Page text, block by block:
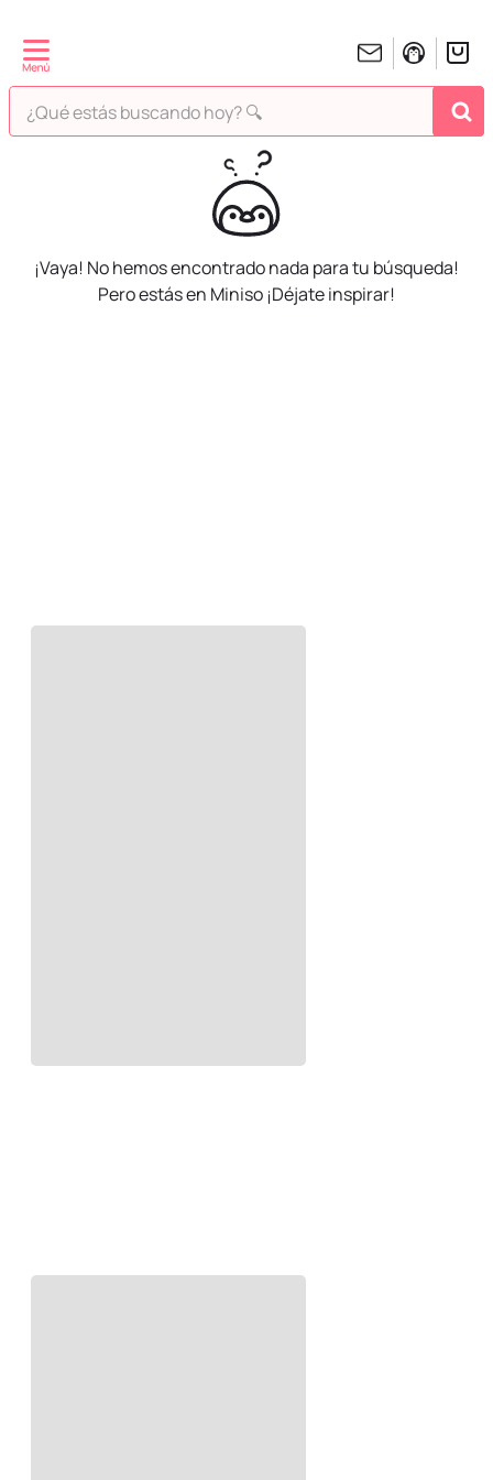
¿Qué estás buscando hoy? 🔍
¡Vaya! No hemos encontrado nada para tu búsqueda!
Pero estás en Miniso ¡Déjate inspirar!